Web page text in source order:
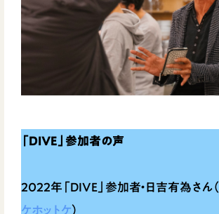
「DIVE」参加者の声
2022年「DIVE」参加者・日吉有為さん（
ケホットケ）